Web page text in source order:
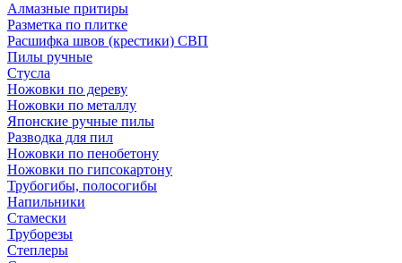
Алмазные притиры
Разметка по плитке
Расшифка швов (крестики) СВП
Пилы ручные
Стусла
Ножовки по дереву
Ножовки по металлу
Японские ручные пилы
Разводка для пил
Ножовки по пенобетону
Ножовки по гипсокартону
Трубогибы, полосогибы
Напильники
Стамески
Труборезы
Степлеры